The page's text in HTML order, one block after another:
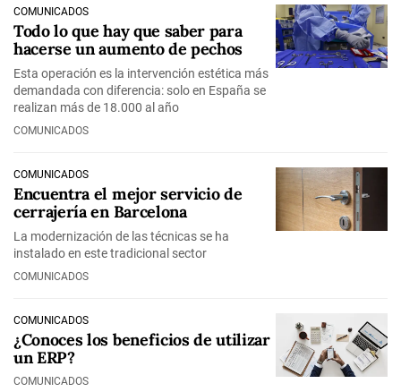
COMUNICADOS
Todo lo que hay que saber para
hacerse un aumento de pechos
Esta operación es la intervención estética más
demandada con diferencia: solo en España se
realizan más de 18.000 al año
COMUNICADOS
COMUNICADOS
Encuentra el mejor servicio de
cerrajería en Barcelona
La modernización de las técnicas se ha
instalado en este tradicional sector
COMUNICADOS
COMUNICADOS
¿Conoces los beneficios de utilizar
un ERP?
COMUNICADOS